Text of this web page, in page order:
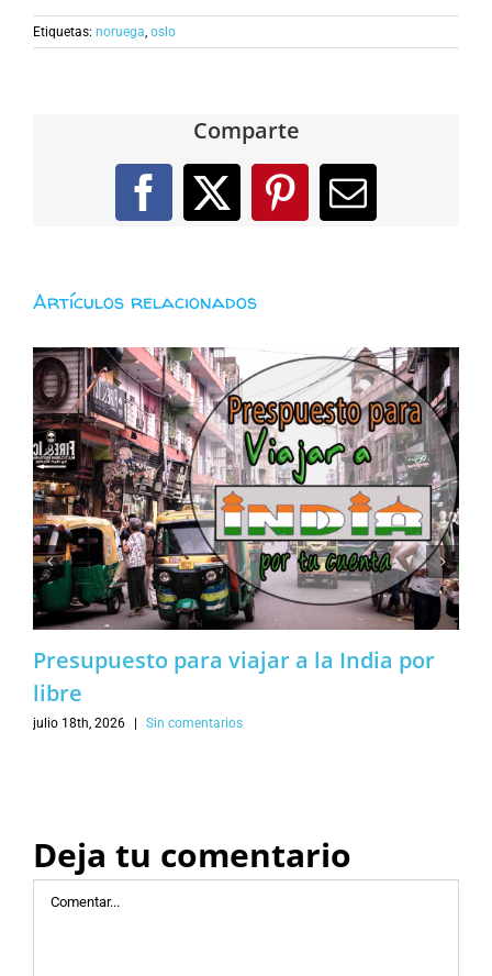
Etiquetas: noruega oslo
Comparte
Facebook
X PinterestCorreo
Artículos relacionados
Presupuesto para viajar a la India por
libre
julio 18th, 2026 | Sin comentarios
Deja tu comentario
Comentar